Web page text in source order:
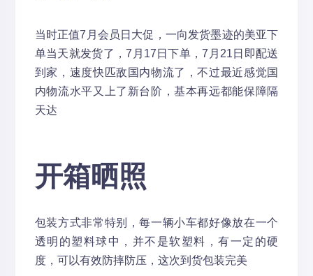
当时正值7月会员日大促，一向发货墨迹的美亚下
单当天就发货了，7月17日下单，7月21日即配送
到家，速度快匹敌国内物流了，不过最近感觉国
内物流水平又上了新台阶，基本再远都能保障隔
天达
开箱晒照
包装方式非常特别，每一辆小车都好像放在一个
透明的塑料球中，并不是软塑料，有一定的硬
度，可以有效防摔防压，这次到货包装完美